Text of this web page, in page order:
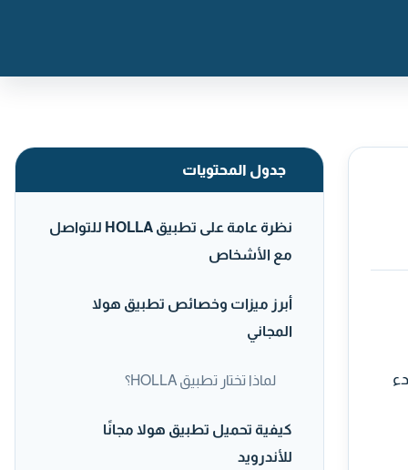
جدول المحتويات
نظرة عامة على تطبيق HOLLA للتواصل
مع الأشخاص
أبرز ميزات وخصائص تطبيق هولا
المجاني
لماذا تختار تطبيق HOLLA؟
كيفية تحميل تطبيق هولا مجانًا
للأندرويد